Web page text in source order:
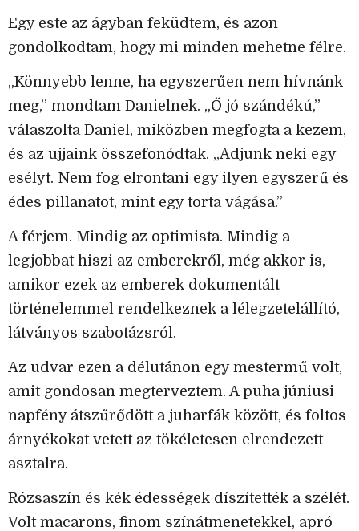
Egy este az ágyban feküdtem, és azon
gondolkodtam, hogy mi minden mehetne félre.
„Könnyebb lenne, ha egyszerűen nem hívnánk
meg,” mondtam Danielnek. „Ő jó szándékú,”
válaszolta Daniel, miközben megfogta a kezem,
és az ujjaink összefonódtak. „Adjunk neki egy
esélyt. Nem fog elrontani egy ilyen egyszerű és
édes pillanatot, mint egy torta vágása.”
A férjem. Mindig az optimista. Mindig a
legjobbat hiszi az emberekről, még akkor is,
amikor ezek az emberek dokumentált
történelemmel rendelkeznek a lélegzetelállító,
látványos szabotázsról.
Az udvar ezen a délutánon egy mestermű volt,
amit gondosan megterveztem. A puha júniusi
napfény átszűrődött a juharfák között, és foltos
árnyékokat vetett az tökéletesen elrendezett
asztalra.
Rózsaszín és kék édességek díszítették a szélét.
Volt macarons, finom színátmenetekkel, apró